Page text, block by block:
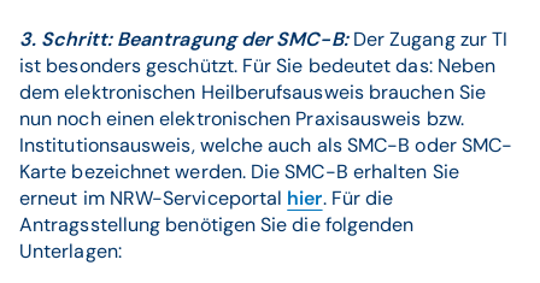
3. Schritt: Beantragung der SMC-B:Der Zugang zur TI
ist besonders geschützt. Für Sie bedeutet das: Neben
dem elektronischen Heilberufsausweis brauchen Sie
nun noch einen elektronischen Praxisausweis bzw.
Institutionsausweis, welche auch als SMC-B oder SMC-
Karte bezeichnet werden. Die SMC-B erhalten Sie
erneut im NRW-Serviceportal hier. Für die
Antragsstellung benötigen Sie die folgenden
Unterlagen: